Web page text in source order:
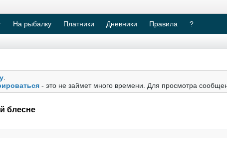
На рыбалку Платники Дневники Правила ?
- это не займет много времени. Для просмотра
блесне